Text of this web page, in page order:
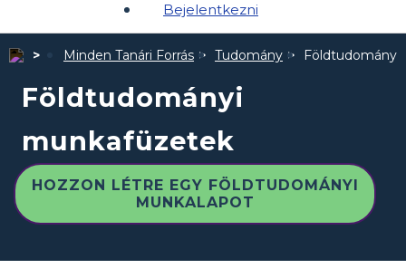
Bejelentkezni
Minden Tanári Forrás Tudomány
Földtudományi
munkafüzetek
HOZZON LÉTRE EGY FÖLDTUDOMÁNYI
MUNKALAPOT